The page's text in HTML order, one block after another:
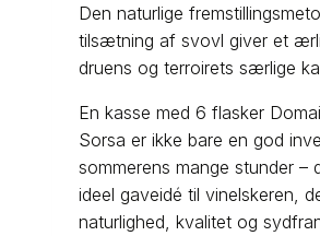
Den naturlige
tilsætning af svovl giver et
druens og terroirets særlige
En kasse med 6 flasker
Sorsa er ikke bare en god
sommerens mange stunder –
ideel gaveidé til vinelskeren,
naturlighed, kvalitet og